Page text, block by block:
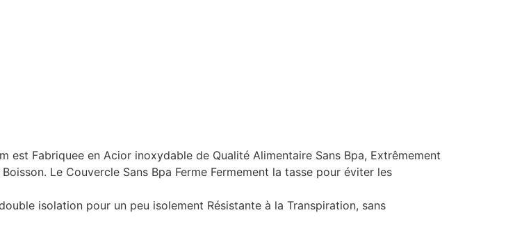
est Fabriquee en Acior inoxydable de Qualité Alimentaire Sans Bpa, Extrêmement
Le Couvercle Sans Bpa Ferme Fermement la tasse pour éviter les
isolation pour un peu isolement Résistante à la Transpiration, sans